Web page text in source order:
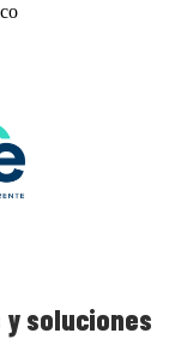
y soluciones